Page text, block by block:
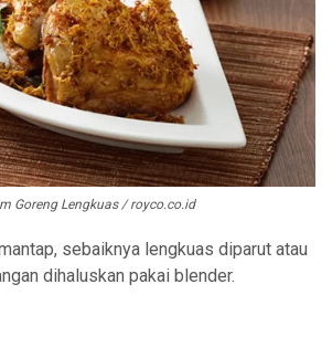
Goreng Lengkuas / royco.co.id
sebaiknya lengkuas diparut atau
dihaluskan pakai blender.